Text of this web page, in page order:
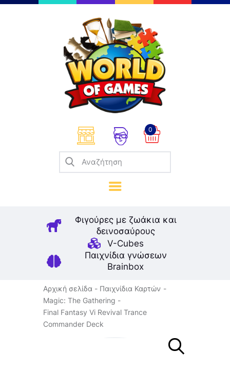
0
Φιγούρες με ζωάκια και
δεινοσαύρους
V-Cubes
Παιχνίδια γνώσεων
Brainbox
Επιτραπέζια
Παζλ
Παιχνίδια Καρτών
Σπαζοκεφαλιές
Κατασκευές
Καλλιτεχνικά
Μοντελισμός
Βιβλία
Παιχνίδια Ρόλων
Αρχική σελίδα
Παιχνίδια Καρτών
Magic: The Gathering
Final Fantasy Vi Revival Trance
Commander Deck